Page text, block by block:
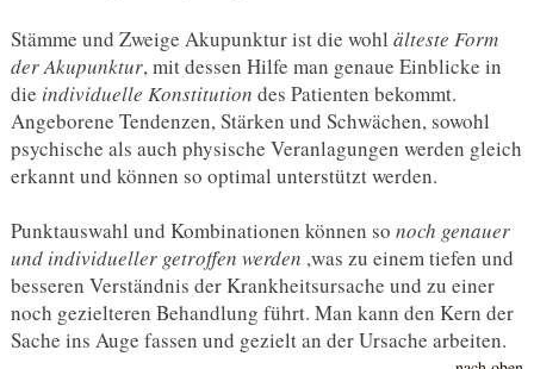
Stämme und Zweige Akupunktur ist die wohl älteste Form
der Akupunktur, mit dessen Hilfe man genaue Einblicke in
die individuelle Konstitution des Patienten bekommt.
Angeborene Tendenzen, Stärken und Schwächen, sowohl
psychische als auch physische Veranlagungen werden gleich
erkannt und können so optimal unterstützt werden.
Punktauswahl und Kombinationen können so noch genauer
und individueller getroffen werden ,was zu einem tiefen und
besseren Verständnis der Krankheitsursache und zu einer
noch gezielteren Behandlung führt. Man kann den Kern der
Sache ins Auge fassen und gezielt an der Ursache arbeiten.